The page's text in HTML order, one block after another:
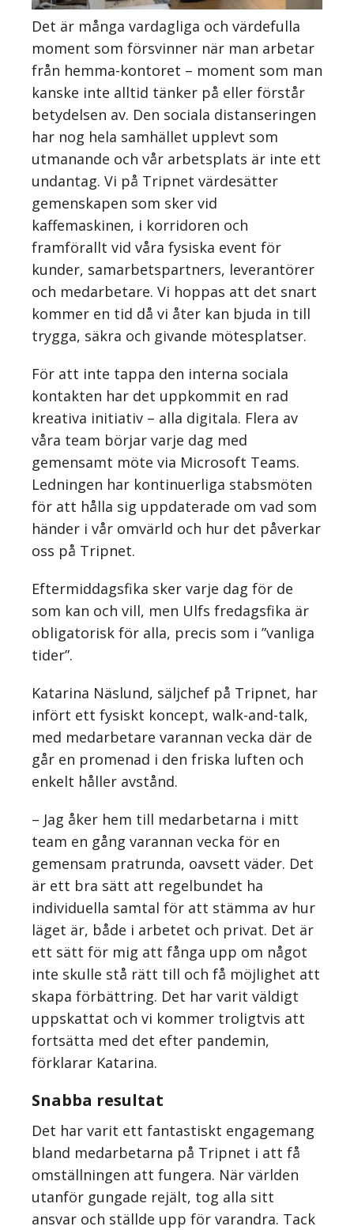
Det är många vardagliga och värdefulla
moment som försvinner när man arbetar
från hemma-kontoret – moment som man
kanske inte alltid tänker på eller förstår
betydelsen av. Den sociala distanseringen
har nog hela samhället upplevt som
utmanande och vår arbetsplats är inte ett
undantag. Vi på Tripnet värdesätter
gemenskapen som sker vid
kaffemaskinen, i korridoren och
framförallt vid våra fysiska event för
kunder, samarbetspartners, leverantörer
och medarbetare. Vi hoppas att det snart
kommer en tid då vi åter kan bjuda in till
trygga, säkra och givande mötesplatser.
För att inte tappa den interna sociala
kontakten har det uppkommit en rad
kreativa initiativ – alla digitala. Flera av
våra team börjar varje dag med
gemensamt möte via Microsoft Teams.
Ledningen har kontinuerliga stabsmöten
för att hålla sig uppdaterade om vad som
händer i vår omvärld och hur det påverkar
oss på Tripnet.
Eftermiddagsfika sker varje dag för de
som kan och vill, men Ulfs fredagsfika är
obligatorisk för alla, precis som i ”vanliga
tider”.
Katarina Näslund, säljchef på Tripnet, har
infört ett fysiskt koncept, walk-and-talk,
med medarbetare varannan vecka där de
går en promenad i den friska luften och
enkelt håller avstånd.
– Jag åker hem till medarbetarna i mitt
team en gång varannan vecka för en
gemensam pratrunda, oavsett väder. Det
är ett bra sätt att regelbundet ha
individuella samtal för att stämma av hur
läget är, både i arbetet och privat. Det är
ett sätt för mig att fånga upp om något
inte skulle stå rätt till och få möjlighet att
skapa förbättring. Det har varit väldigt
uppskattat och vi kommer troligtvis att
fortsätta med det efter pandemin,
förklarar Katarina.
Snabba resultat
Det har varit ett fantastiskt engagemang
bland medarbetarna på Tripnet i att få
omställningen att fungera. När världen
utanför gungade rejält, tog alla sitt
ansvar och ställde upp för varandra. Tack